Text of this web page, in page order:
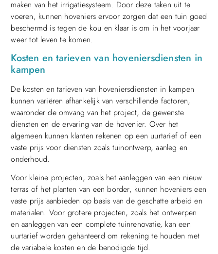
maken van het irrigatiesysteem. Door deze taken uit te
voeren, kunnen hoveniers ervoor zorgen dat een tuin goed
beschermd is tegen de kou en klaar is om in het voorjaar
weer tot leven te komen.
Kosten en tarieven van hoveniersdiensten in
kampen
De kosten en tarieven van hoveniersdiensten in kampen
kunnen variëren afhankelijk van verschillende factoren,
waaronder de omvang van het project, de gewenste
diensten en de ervaring van de hovenier. Over het
algemeen kunnen klanten rekenen op een uurtarief of een
vaste prijs voor diensten zoals tuinontwerp, aanleg en
onderhoud.
Voor kleine projecten, zoals het aanleggen van een nieuw
terras of het planten van een border, kunnen hoveniers een
vaste prijs aanbieden op basis van de geschatte arbeid en
materialen. Voor grotere projecten, zoals het ontwerpen
en aanleggen van een complete tuinrenovatie, kan een
uurtarief worden gehanteerd om rekening te houden met
de variabele kosten en de benodigde tijd.